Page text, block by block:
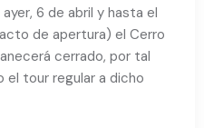
6 de abril y hasta el
de apertura) el Cerro
cerrado, por tal
el tour regular a dicho